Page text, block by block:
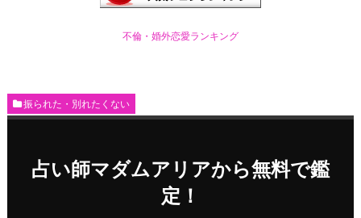
不倫・婚外恋愛ランキング
振られた・別れたくない
占い師マダムアリアから無料で鑑
定！